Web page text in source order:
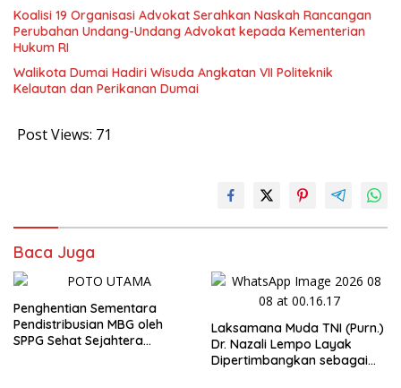
Koalisi 19 Organisasi Advokat Serahkan Naskah Rancangan
Perubahan Undang-Undang Advokat kepada Kementerian
Hukum RI
Walikota Dumai Hadiri Wisuda Angkatan VII Politeknik
Kelautan dan Perikanan Dumai
Post Views: 71
Baca Juga
Penghentian Sementara
Pendistribusian MBG oleh
SPPG Sehat Sejahtera
Laksamana Muda TNI (Purn.)
Dr. Nazali Lempo Layak
Dipertimbangkan sebagai